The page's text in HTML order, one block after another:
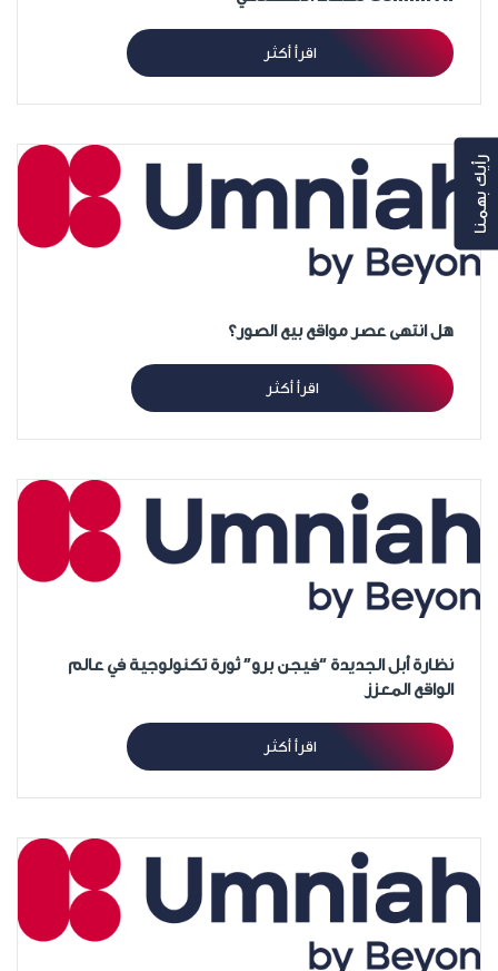
اقرأ أكثر
هل انتهى عصر مواقع بيع الصور؟
اقرأ أكثر
نظارة أبل الجديدة “فيجن برو” ثورة تكنولوجية في عالم
الواقع المعزز
اقرأ أكثر
رأيك بهمنا